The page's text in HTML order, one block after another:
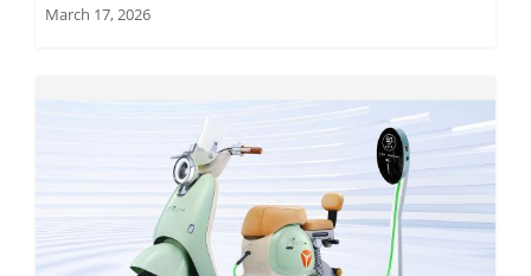
March 17, 2026